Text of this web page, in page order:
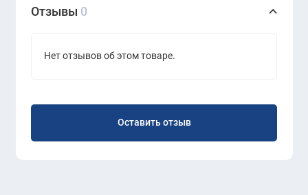
Отзывы 0
Нет отзывов об этом товаре.
Оставить отзыв